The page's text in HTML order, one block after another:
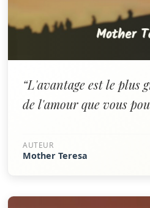
“L'avantage est le plus
de l'amour que vous
AUTEUR
Mother Teresa